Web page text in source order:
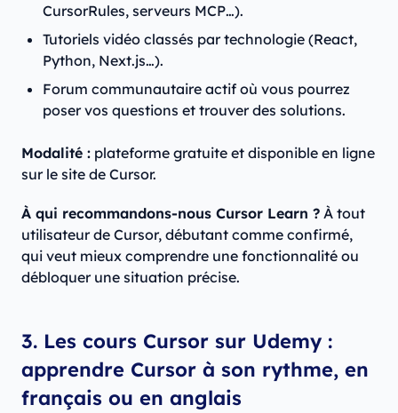
CursorRules, serveurs MCP…).
Tutoriels vidéo classés par technologie (React,
Python, Next.js…).
Forum communautaire actif où vous pourrez
poser vos questions et trouver des solutions.
Modalité : plateforme gratuite et disponible en ligne
sur le site de Cursor.
À qui recommandons-nous Cursor Learn ? À tout
utilisateur de Cursor, débutant comme confirmé,
qui veut mieux comprendre une fonctionnalité ou
débloquer une situation précise.
3. Les cours Cursor sur Udemy :
apprendre Cursor à son rythme, en
français ou en anglais